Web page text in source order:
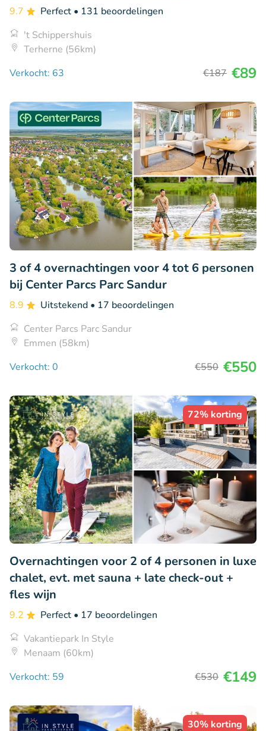
9.7 Perfect • 131 beoordelingen
't Schippershuis
Terherne (56km)
Verkocht: 63
€187 €89
3 of 4 overnachtingen voor 4 tot 6 personen
bij Center Parcs Parc Sandur
8.9 Uitstekend • 17 beoordelingen
Center Parcs Parc Sandur
Emmen (58km)
Verkocht: 0
€550 €550
72% korting
Overnachtingen voor 2 of 4 personen in luxe
chalet, evt. met sauna + late check-out +
fles wijn
9.2 Perfect • 17 beoordelingen
Vakantiepark In Style
Menaam (60km)
Verkocht: 59
€530 €149
30% korting